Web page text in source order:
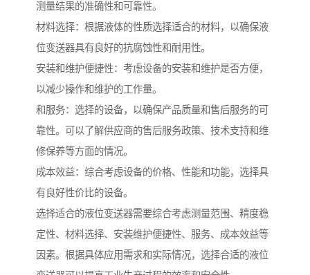
测量结果的准确性和可靠性。
材料选择：根据液体的性质选择适合的材料，以确保液
位变送器具有良好的抗腐蚀性和耐用性。
安装和维护便捷性：考虑设备的安装和维护是否方便，
以减少操作和维护的工作量。
和服务：选择的设备，以确保产品质量和售后服务的可
靠性。可以了解供应商的售后服务政策、技术支持和维
修保养等方面的情况。
成本效益：综合考虑设备的价格、性能和功能，选择具
有良好性价比的设备。
选择适合的液位变送器需要综合考虑测量范围、精度稳
定性、材料选择、安装维护便捷性、服务、成本效益等
因素。根据具体应用需求和实际情况，选择合适的液位